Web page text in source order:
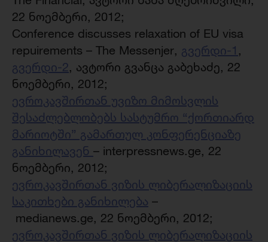
22 ნოემბერი, 2012;
Conference discusses relaxation of EU visa
repuirements – The Messenjer, გვერდი-1 ,
გვერდი-2, ავტორი გვანცა გაბეხაძე, 22
ნოემბერი, 2012;
ევროკავშირთან უვიზო მიმოსვლის
შესაძლებლობებს სასტუმრო “ქორთიარდ
მარიოტში” გამართულ კონფერენციაზე
განიხილავენ – interpressnews.ge, 22
ნოემბერი, 2012;
ევროკავშირთან ვიზის ლიბერალიზაციის
საკითხები განიხილება –
medianews.ge, 22 ნოემბერი, 2012;
ევროკავშირთან ვიზის ლიბერალიზაციის